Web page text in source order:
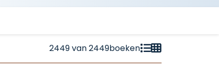
2449van2449boeken